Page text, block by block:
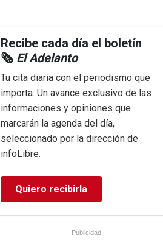
Recibe cada día el boletín
🗞️ El Adelanto
Tu cita diaria con el periodismo que
importa. Un avance exclusivo de las
informaciones y opiniones que
marcarán la agenda del día,
seleccionado por la dirección de
infoLibre.
Quiero recibirla
Publicidad